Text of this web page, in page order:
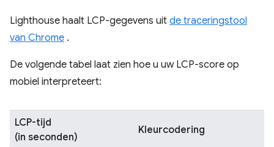
Lighthouse haalt LCP-gegevens uit de traceringstool
van Chrome .
De volgende tabel laat zien hoe u uw LCP-score op
mobiel interpreteert:
LCP-tijd
(in seconden)
Kleurcodering